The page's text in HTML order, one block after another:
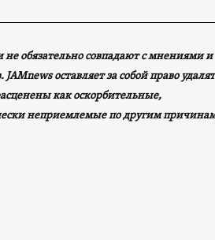
обязательно совпадают с мнениями и
оставляет за собой право
как оскорбительные,
неприемлемые по другим